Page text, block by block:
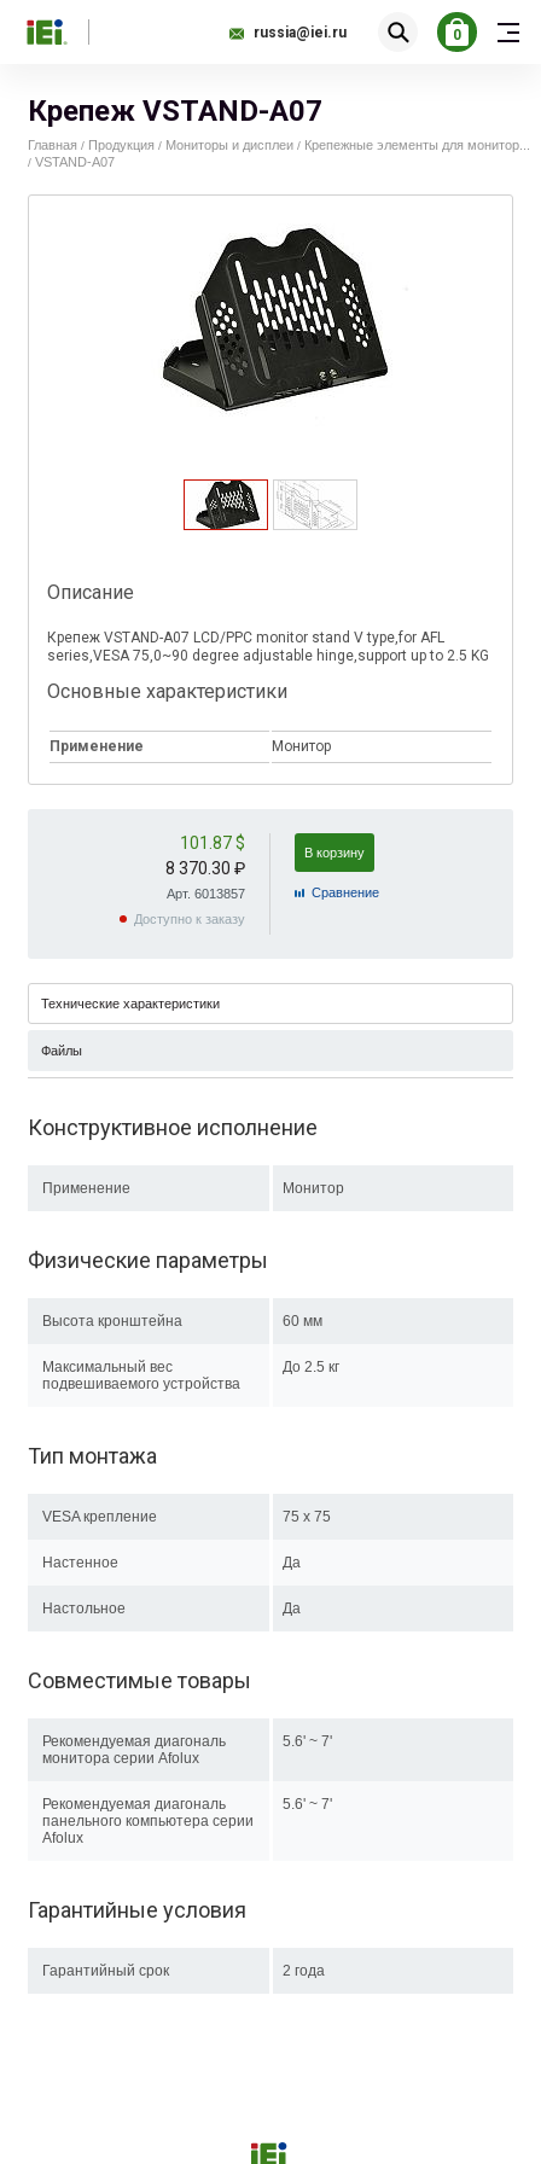
russia@iei.ru 0
Крепеж VSTAND-A07
Главная / Продукция / Мониторы и дисплеи / Крепежные элементы для монитор...
/ VSTAND-A07
Описание
Крепеж VSTAND-A07 LCD/PPC monitor stand V type,for AFL
series,VESA 75,0~90 degree adjustable hinge,support up to 2.5 KG
Основные характеристики
Применение Монитор
101.87 $
8 370.30 ₽
Арт. 6013857
Доступно к заказу
В корзину
Cравнение
Технические характеристики
Файлы
Конструктивное исполнение
Применение Монитор
Физические параметры
Высота кронштейна 60 мм
Максимальный вес
подвешиваемого устройства
До 2.5 кг
Тип монтажа
VESA крепление 75 x 75
Настенное Да
Настольное Да
Совместимые товары
Рекомендуемая диагональ
монитора серии Afolux
5.6' ~ 7'
Рекомендуемая диагональ
панельного компьютера серии
Afolux
5.6' ~ 7'
Гарантийные условия
Гарантийный срок 2 года